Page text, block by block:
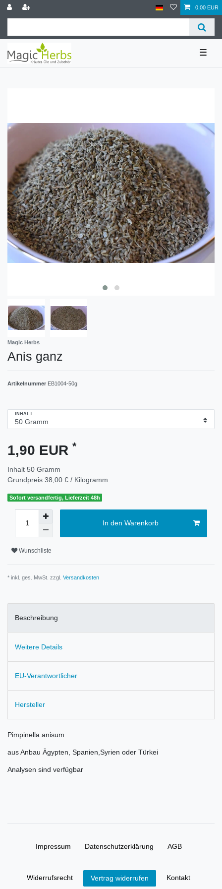
0,00 EUR
☰
Magic Herbs
Anis ganz
Artikelnummer EB1004-50g
INHALT
1,90 EUR *
Inhalt 50 Gramm
Grundpreis 38,00 € / Kilogramm
Sofort versandfertig, Lieferzeit 48h
In den Warenkorb
Wunschliste
* inkl. ges. MwSt. zzgl. Versandkosten
Beschreibung
Weitere Details
EU-Verantwortlicher
Hersteller
Pimpinella anisum
aus Anbau Ägypten, Spanien,Syrien oder Türkei
Analysen sind verfügbar
Impressum Daten­schutz­erklärung AGB
Widerrufs­recht Vertrag widerrufen Kontakt